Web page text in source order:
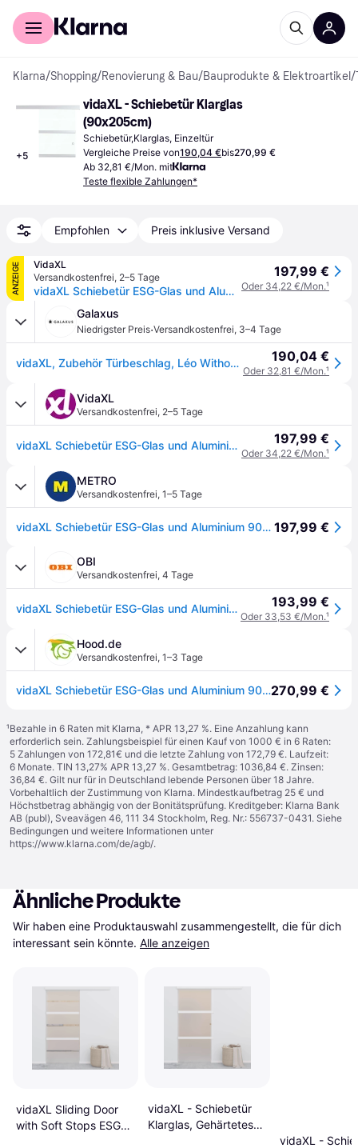
Für Shopper
Klarna/Shopping/Renovierung & Bau/Bauprodukte & Elektroartikel /
+5
vidaXL - Schiebetür Klarglas
(90x205cm)
Schiebetür,Klarglas, Einzeltür
Vergleiche Preise von190,04 €bis270,99 €
Ab 32,81 €/Mon. mit
Teste flexible Zahlungen*
Empfohlen Preis inklusive Versand
ANZEIGE
VidaXL
Versandkostenfrei, 2–5 Tage
vidaXL Schiebetür ESG-Glas und Aluminium 90x205 cm Silbern
197,99 €
Oder 34,22 €/Mon.¹
Galaxus
Niedrigster Preis·Versandkostenfrei, 3–4 Tage
vidaXL, Zubehör Türbeschlag, Léo Without soft stop 190,04 €
Oder 32,81 €/Mon.¹
VidaXL
Versandkostenfrei, 2–5 Tage
vidaXL Schiebetür ESG-Glas und Aluminium 90x205 cm Silbern 197,99 €
Oder 34,22 €/Mon.¹
METRO
Versandkostenfrei, 1–5 Tage
vidaXL Schiebetür ESG-Glas und Aluminium 90x205 cm Silbern 197,99 €
OBI
Versandkostenfrei, 4 Tage
vidaXL Schiebetür ESG-Glas und Aluminium 90x205 cm Silbern 288059 193,99 €
Oder 33,53 €/Mon.¹
Hood.de
Versandkostenfrei, 1–3 Tage
vidaXL Schiebetür ESG-Glas und Aluminium 90x205 cm Silbern270,99 €
¹Bezahle in 6 Raten mit Klarna, * APR 13,27 %. Eine Anzahlung kann
erforderlich sein. Zahlungsbeispiel für einen Kauf von 1000 € in 6 Raten:
5 Zahlungen von 172,81€ und die letzte Zahlung von 172,79 €. Laufzeit:
6 Monate. TIN 13,27% APR 13,27 %. Gesamtbetrag: 1036,84 €. Zinsen:
36,84 €. Gilt nur für in Deutschland lebende Personen über 18 Jahre.
Vorbehaltlich der Zustimmung von Klarna. Mindestkaufbetrag 25 € und
Höchstbetrag abhängig von der Bonitätsprüfung. Kreditgeber: Klarna Bank
AB (publ), Sveavägen 46, 111 34 Stockholm, Reg. Nr.: 556737-0431. Siehe
Bedingungen und weitere Informationen unter
https://www.klarna.com/de/agb/.
Ähnliche Produkte
Wir haben eine Produktauswahl zusammengestellt, die für dich
interessant sein könnte. Alle anzeigen
vidaXL Sliding Door
with Soft Stops ESG
vidaXL - Schiebetür
Klarglas, Gehärtetes
vidaXL -